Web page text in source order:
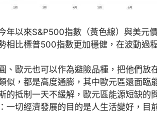
年以來S&P500指數（黃色線）與美元
相比標普500指數更加穩健，在波動過
、歐元也可以作為避險品種，把他們
似，都是高度通膨，其中歐元區還面臨
的抵制一天不緩解，歐元區能源短缺的
一切經濟發展的目的是人生活變好，目